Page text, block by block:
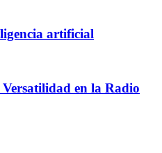
artificial
en la Radio